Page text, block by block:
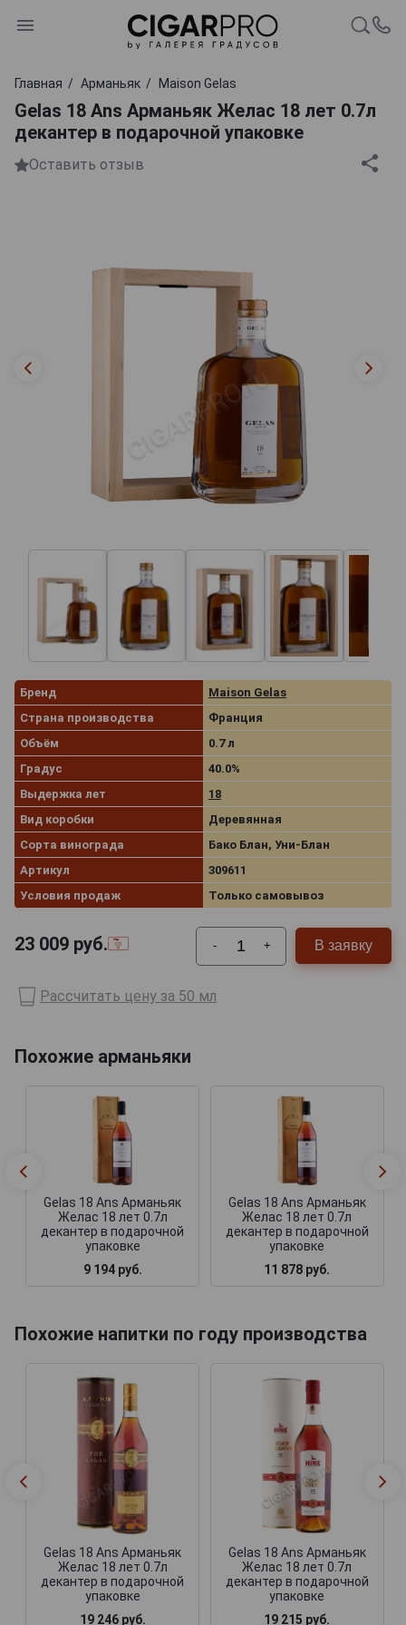
Главная Арманьяк Maison Gelas
Gelas 18 Ans Арманьяк Желас 18 лет 0.7л
декантер в подарочной упаковке
Оставить отзыв
Бренд
Maison Gelas
Страна производства
Франция
Объём
0.7 л
Градус
40.0%
Выдержка лет
18
Вид коробки
Деревянная
Сорта винограда
Бако Блан, Уни-Блан
Артикул
309611
Условия продаж
Только самовывоз
23 009 руб. - + В заявку
Рассчитать цену за 50 мл
Похожие арманьяки
Gelas 18 Ans Арманьяк
Желас 18 лет 0.7л
декантер в подарочной
упаковке
9 194 руб.
Gelas 18 Ans Арманьяк
Желас 18 лет 0.7л
декантер в подарочной
упаковке
11 878 руб.
Похожие напитки по году производства
Gelas 18 Ans Арманьяк
Желас 18 лет 0.7л
декантер в подарочной
упаковке
19 246 руб.
Gelas 18 Ans Арманьяк
Желас 18 лет 0.7л
декантер в подарочной
упаковке
19 215 руб.